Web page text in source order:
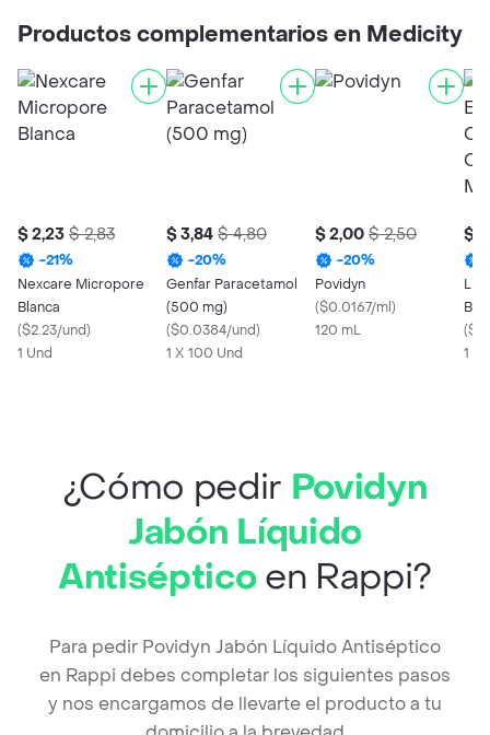
Productos complementarios en Medicity
$ 2,23 $ 2,83
-21%
Nexcare Micropore
Blanca
($2.23/und)
1 Und
$ 3,84 $ 4,80
-20%
Genfar Paracetamol
(500 mg)
($0.0384/und)
1 X 100 Und
$ 2,00 $ 2,50
-20%
Povidyn
($0.0167/ml)
120 mL
$
(
1 X
¿Cómo pedir Povidyn
Jabón Líquido
Antisépticoen Rappi?
Para pedir Povidyn Jabón Líquido Antiséptico
en Rappi debes completar los siguientes pasos
y nos encargamos de llevarte el producto a tu